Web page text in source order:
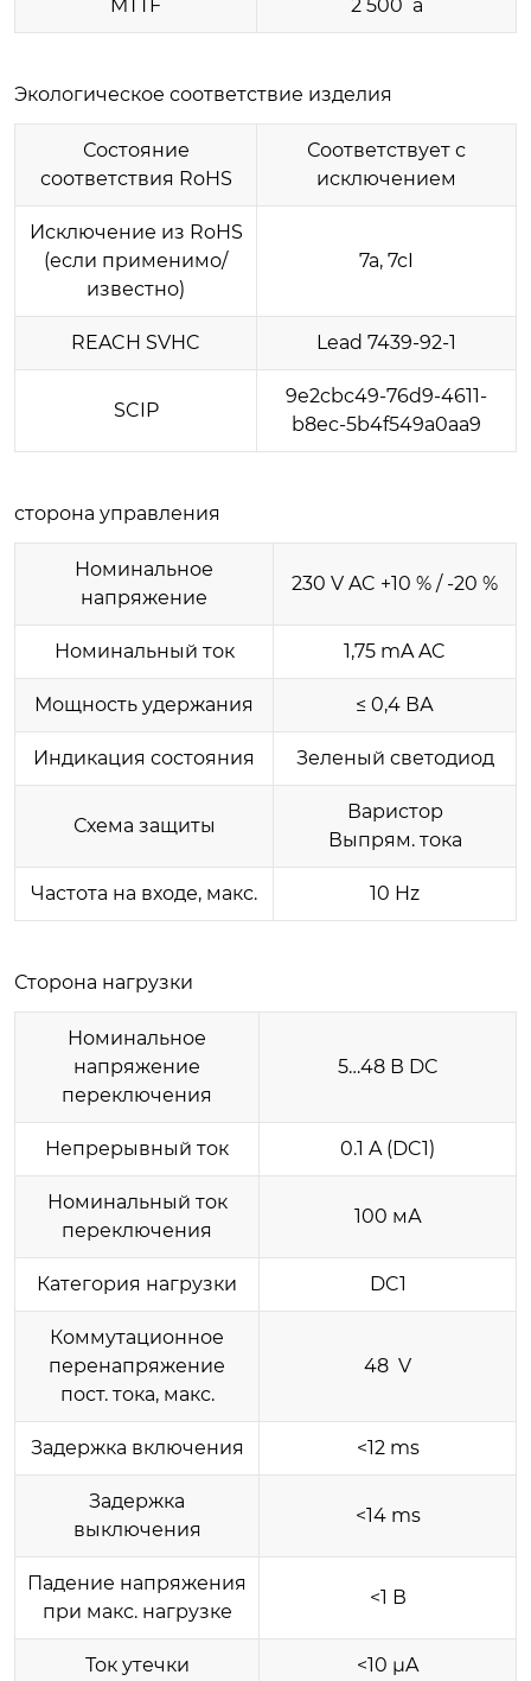
MTTF 2 500 a
Экологическое соответствие изделия
Состояние
соответствия RoHS
Соответствует с
исключением
Исключение из RoHS
(если применимо/
известно)
7a, 7cI
REACH SVHC Lead 7439-92-1
SCIP
9e2cbc49-76d9-4611-
b8ec-5b4f549a0aa9
сторона управления
Номинальное
напряжение
230 V AC +10 % / -20 %
Номинальный ток 1,75 mA AC
Мощность удержания ≤ 0,4 ВА
Индикация состояния Зеленый светодиод
Схема защиты
Варистор
Выпрям. тока
Частота на входе, макс. 10 Hz
Сторона нагрузки
Номинальное
напряжение
переключения
5…48 В DC
Непрерывный ток 0.1 A (DC1)
Номинальный ток
переключения
100 мА
Категория нагрузки DC1
Коммутационное
перенапряжение
пост. тока, макс.
48 V
Задержка включения <12 ms
Задержка
выключения
<14 ms
Падение напряжения
при макс. нагрузке
<1 В
Ток утечки <10 µA